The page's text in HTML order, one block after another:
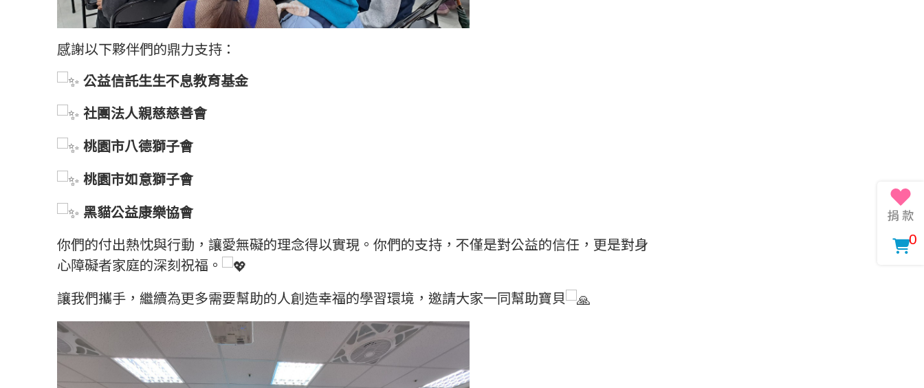
感謝以下夥伴們的鼎力支持：
公益信託生生不息教育基金
社團法人親慈慈善會
桃園市八德獅子會
桃園市如意獅子會
黑貓公益康樂協會
你們的付出熱忱與行動，讓愛無礙的理念得以實現。你們的支持，不僅是對公益的信任，更是對身
心障礙者家庭的深刻祝福。
讓我們攜手，繼續為更多需要幫助的人創造幸福的學習環境，邀請大家一同幫助寶貝
0